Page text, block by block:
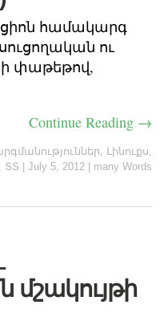
համակարգ
ու
փաթեթով,
Continue Reading →
, Լինուքս,
, ՏՏ July 5, 2012 many Words